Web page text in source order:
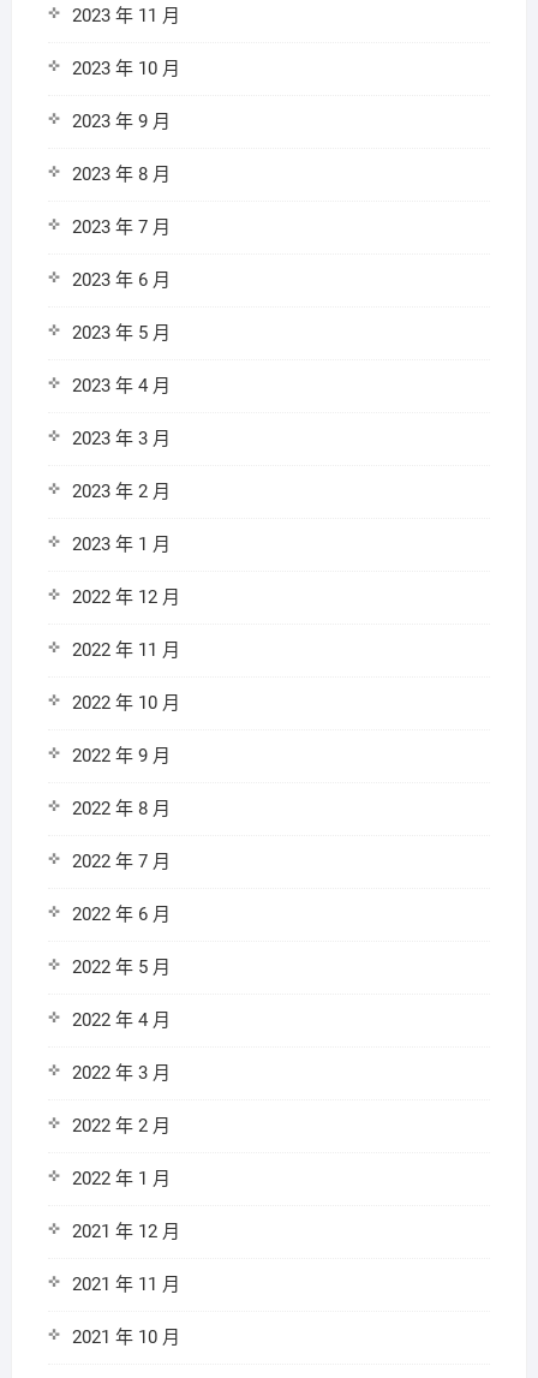
2023 年 11 月
2023 年 10 月
2023 年 9 月
2023 年 8 月
2023 年 7 月
2023 年 6 月
2023 年 5 月
2023 年 4 月
2023 年 3 月
2023 年 2 月
2023 年 1 月
2022 年 12 月
2022 年 11 月
2022 年 10 月
2022 年 9 月
2022 年 8 月
2022 年 7 月
2022 年 6 月
2022 年 5 月
2022 年 4 月
2022 年 3 月
2022 年 2 月
2022 年 1 月
2021 年 12 月
2021 年 11 月
2021 年 10 月